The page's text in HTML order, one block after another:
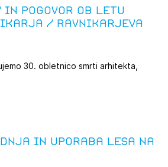
in pogovor ob letu
/ Ravnikarjeva
30. obletnico smrti arhitekta,
in uporaba lesa na